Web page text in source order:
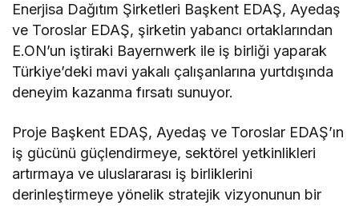
Enerjisa Dağıtım Şirketleri Başkent EDAŞ, Ayedaş
ve Toroslar EDAŞ, şirketin yabancı ortaklarından
E.ON’un iştiraki Bayernwerk ile iş birliği yaparak
Türkiye’deki mavi yakalı çalışanlarına yurtdışında
deneyim kazanma fırsatı sunuyor.
Proje Başkent EDAŞ, Ayedaş ve Toroslar EDAŞ’ın
iş gücünü güçlendirmeye, sektörel yetkinlikleri
artırmaya ve uluslararası iş birliklerini
derinleştirmeye yönelik stratejik vizyonunun bir